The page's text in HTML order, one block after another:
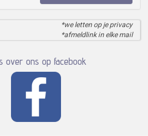
*we letten op je privacy
*afmeldlink in elke mail
over ons op facebook